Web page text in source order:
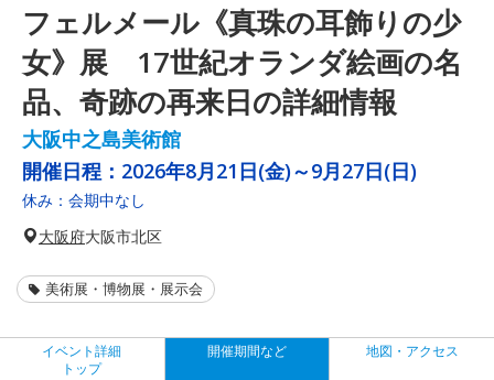
フェルメール《真珠の耳飾りの少
女》展 17世紀オランダ絵画の名
品、奇跡の再来日の詳細情報
大阪中之島美術館
開催日程： 2026年8月21日(金)～9月27日(日)
休み：会期中なし
大阪府大阪市北区
美術展・博物展・展示会
イベント詳細
トップ
開催期間など 地図・アクセス